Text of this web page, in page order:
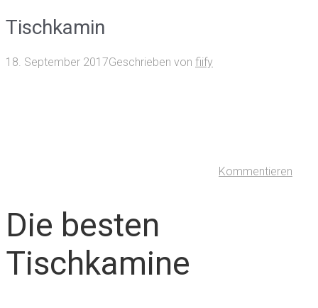
Tischkamin
18. September 2017Geschrieben von fiify
Kommentieren
Die besten
Tischkamine